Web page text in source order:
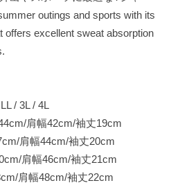
outings and sports with its
offers excellent sweat absorption
/ 3L / 4L
肩幅42cm/袖丈19cm
肩幅44cm/袖丈20cm
肩幅46cm/袖丈21cm
肩幅48cm/袖丈22cm